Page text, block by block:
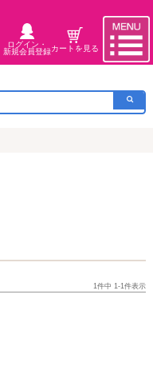
ログイン・
新規会員登録カートを見る
1件中 1-1件表示